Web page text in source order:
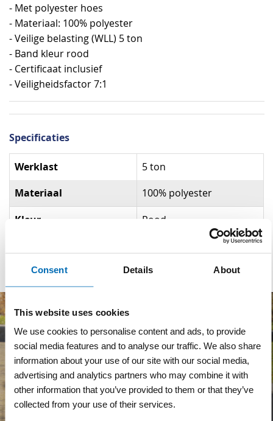
Consent Details About
This website uses cookies
We use cookies to personalise content and ads, to provide
social media features and to analyse our traffic. We also share
information about your use of our site with our social media,
advertising and analytics partners who may combine it with
other information that you’ve provided to them or that they’ve
collected from your use of their services.
- Met polyester hoes
- Materiaal: 100% polyester
- Veilige belasting (WLL) 5 ton
- Band kleur rood
- Certificaat inclusief
- Veiligheidsfactor 7:1
Specificaties
Specificaties
Werklast 5 ton
Materiaal 100% polyester
Kleur Rood